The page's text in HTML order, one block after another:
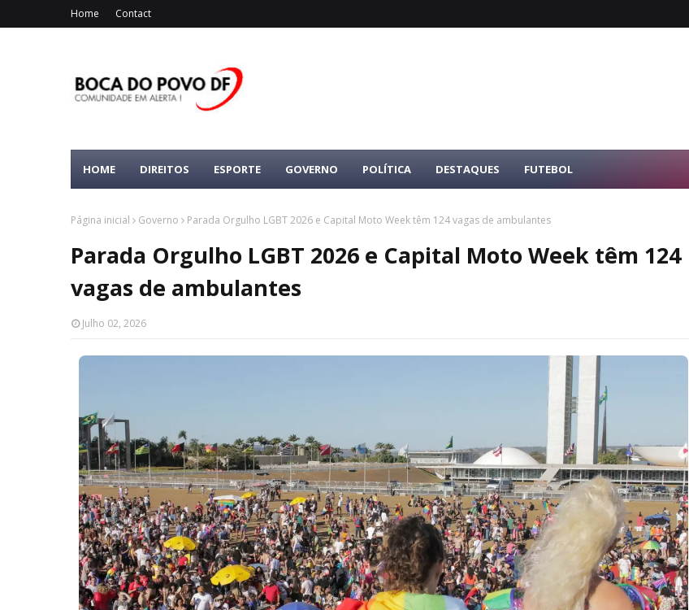
Home Contact
HOME DIREITOS ESPORTE GOVERNO POLÍTICA DESTAQUES FUTEBOL
Página inicial Governo Parada Orgulho LGBT 2026 e Capital Moto Week têm 124 vagas de ambulantes
Parada Orgulho LGBT 2026 e Capital Moto Week têm 124
vagas de ambulantes
Julho 02, 2026